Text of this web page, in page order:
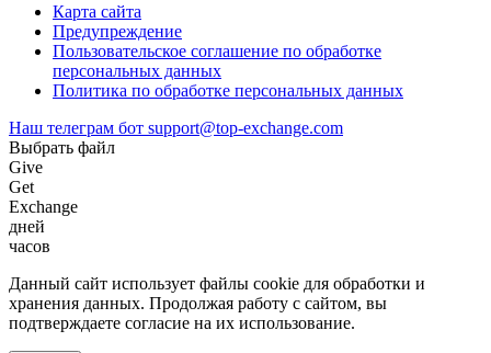
Карта сайта
Предупреждение
Пользовательское соглашение по обработке
персональных данных
Политика по обработке персональных данных
Наш телеграм бот support@top-exchange.com
Выбрать файл
Give
Get
Exchange
дней
часов
Данный сайт использует файлы coоkie для обработки и
хранения данных. Продолжая работу с сайтом, вы
подтверждаете согласие на их использование.